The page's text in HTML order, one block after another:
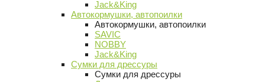
Jack&King
Автокормушки, автопоилки
Автокормушки, автопоилки
SAVIC
NOBBY
Jack&King
Сумки для дрессуры
Сумки для дрессуры